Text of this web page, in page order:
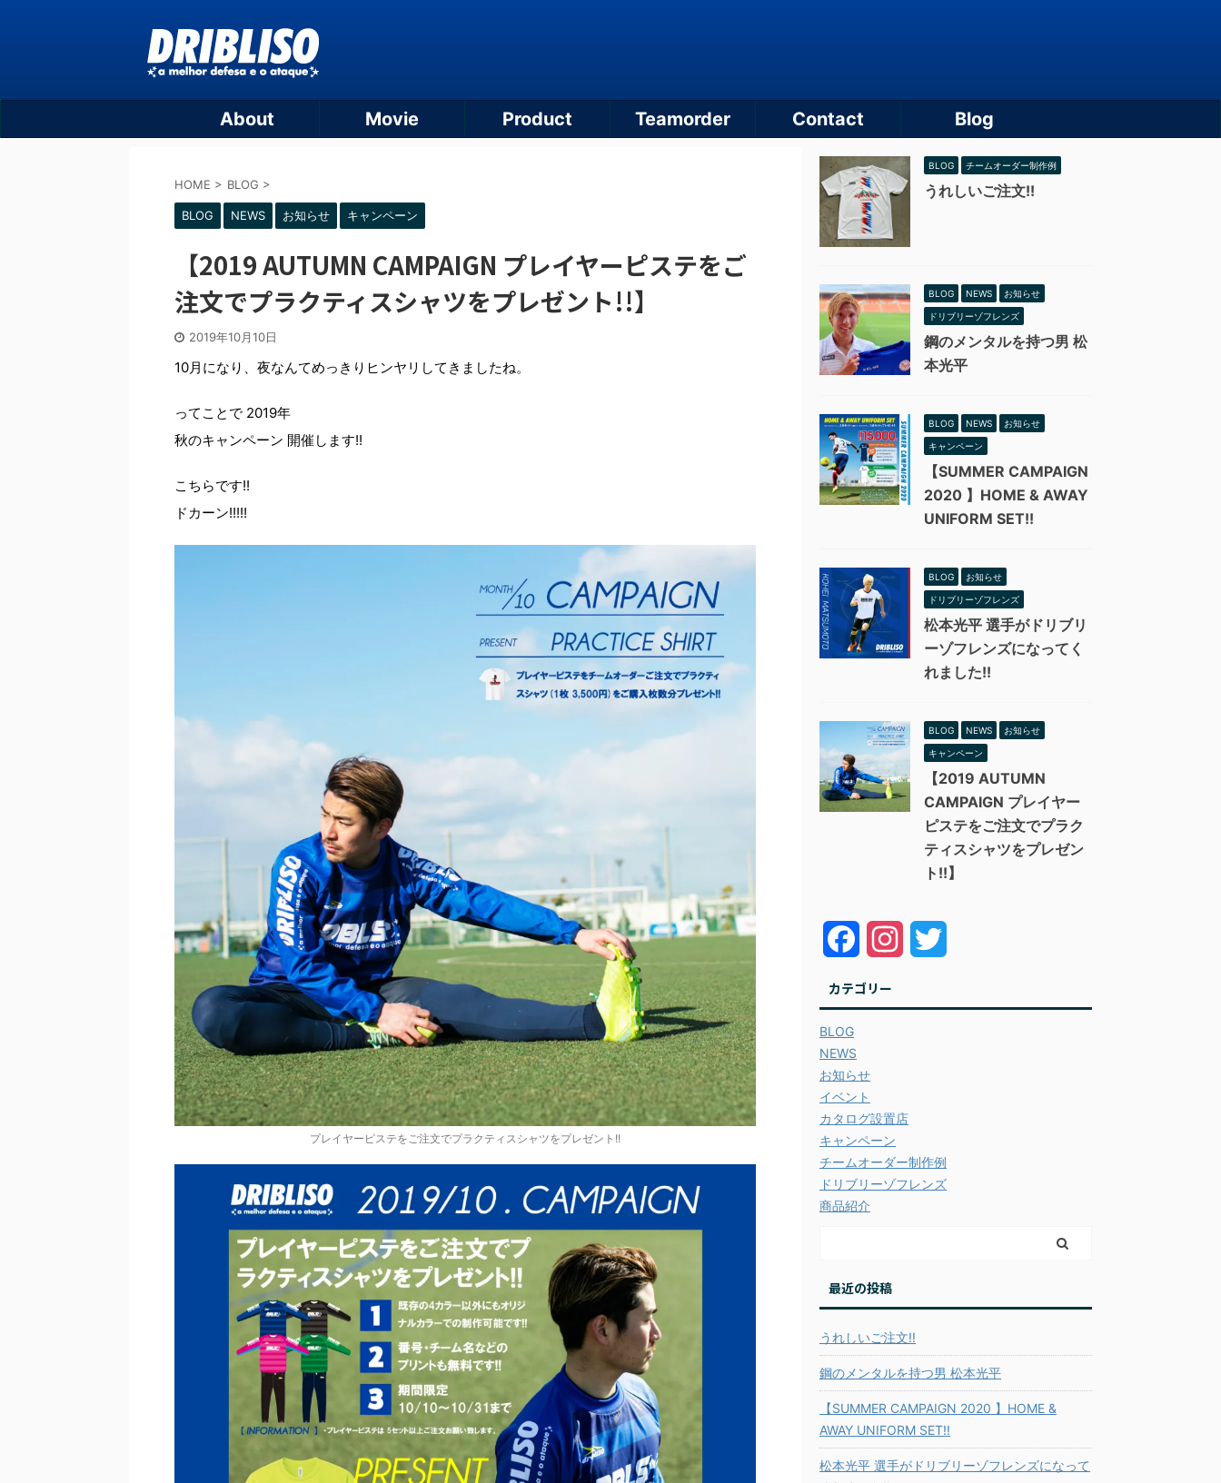
About Movie Product Teamorder Contact Blog
HOME > BLOG >
BLOG NEWS お知らせ キャンペーン
【2019 AUTUMN CAMPAIGN プレイヤーピステをご
注文でプラクティスシャツをプレゼント!!】
2019年10月10日
10月になり、夜なんてめっきりヒンヤリしてきましたね。
ってことで 2019年
秋のキャンペーン 開催します!!
こちらです!!
ドカーン!!!!!
プレイヤーピステをご注文でプラクティスシャツをプレゼント!!
BLOG チームオーダー制作例
うれしいご注文!!
BLOG NEWS お知らせ
ドリブリーゾフレンズ
鋼のメンタルを持つ男 松
本光平
BLOG NEWS お知らせ
キャンペーン
【SUMMER CAMPAIGN
2020 】HOME & AWAY
UNIFORM SET!!
BLOG お知らせ
ドリブリーゾフレンズ
松本光平 選手がドリブリ
ーゾフレンズになってく
れました!!
BLOG NEWS お知らせ
キャンペーン
【2019 AUTUMN
CAMPAIGN プレイヤー
ピステをご注文でプラク
ティスシャツをプレゼン
ト!!】
c
b
o
o
k
s
g
r
a
i
カテゴリー
BLOG
NEWS
お知らせ
イベント
カタログ設置店
キャンペーン
チームオーダー制作例
ドリブリーゾフレンズ
商品紹介
最近の投稿
うれしいご注文!!
鋼のメンタルを持つ男 松本光平
【SUMMER CAMPAIGN 2020 】HOME &
AWAY UNIFORM SET!!
松本光平 選手がドリブリーゾフレンズになって